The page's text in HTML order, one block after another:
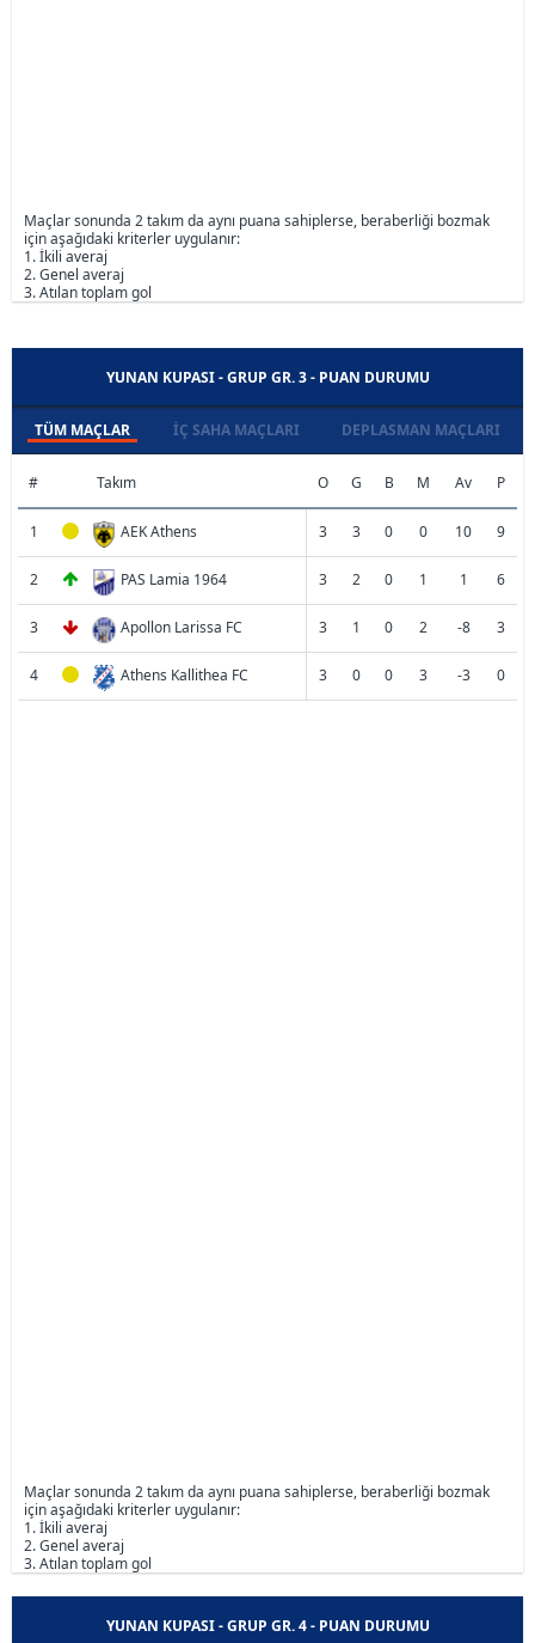
Maçlar sonunda 2 takım da aynı puana sahiplerse, beraberliği bozmak
için aşağıdaki kriterler uygulanır:
1. İkili averaj
2. Genel averaj
3. Atılan toplam gol
YUNAN KUPASI - GRUP GR. 3 - PUAN DURUMU
TÜM MAÇLAR İÇ SAHA MAÇLARI DEPLASMAN MAÇLARI
# Takım O G B M Av P
1 AEK Athens 3 3 0 0 10 9
2 PAS Lamia 1964 3 2 0 1 1 6
3 Apollon Larissa FC 3 1 0 2 -8 3
4 Athens Kallithea FC 3 0 0 3 -3 0
Maçlar sonunda 2 takım da aynı puana sahiplerse, beraberliği bozmak
için aşağıdaki kriterler uygulanır:
1. İkili averaj
2. Genel averaj
3. Atılan toplam gol
YUNAN KUPASI - GRUP GR. 4 - PUAN DURUMU